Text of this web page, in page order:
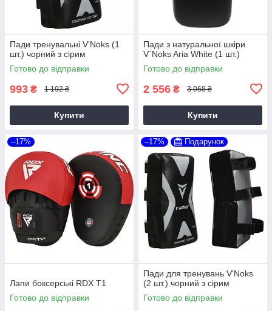
Пади тренувальні V'Noks (1
шт.) чорний з сірим
Готово до відправки
993 ₴ 1 192 ₴
Купити
Пади з натуральної шкіри
V`Noks Aria White (1 шт.)
Готово до відправки
2 556 ₴ 3 068 ₴
Купити
–17%
Лапи боксерські RDX T1
Готово до відправки
–17% Подарунок
Пади для тренувань V'Noks
(2 шт.) чорний з сірим
Готово до відправки